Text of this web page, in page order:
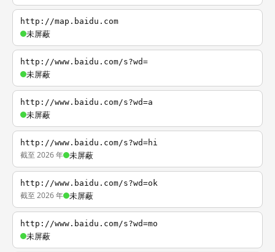
http://map.baidu.com
未屏蔽
http://www.baidu.com/s?wd=
未屏蔽
http://www.baidu.com/s?wd=a
未屏蔽
http://www.baidu.com/s?wd=hi
截至 2026 年 未屏蔽
http://www.baidu.com/s?wd=ok
截至 2026 年 未屏蔽
http://www.baidu.com/s?wd=mo
未屏蔽